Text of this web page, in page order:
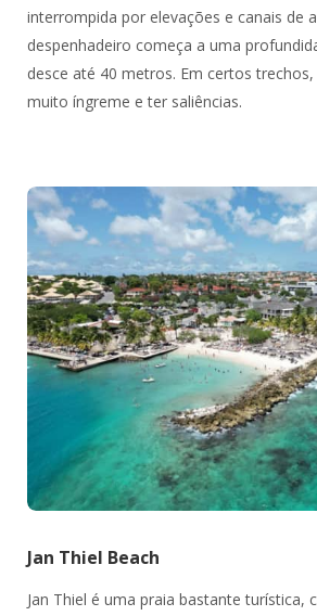
interrompida por elevações e canais de
despenhadeiro começa a uma
desce até 40 metros. Em certos
muito íngreme e ter saliências.
Jan Thiel Beach
Jan Thiel é uma praia bastante turística,